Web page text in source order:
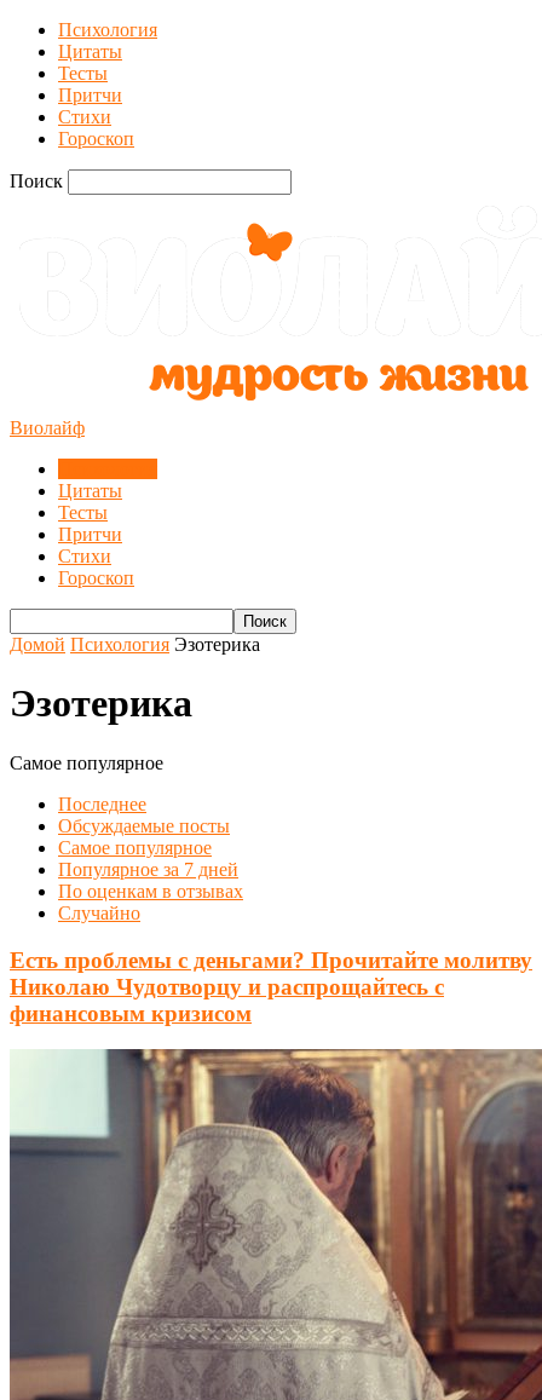
Психология
Цитаты
Тесты
Притчи
Стихи
Гороскоп
Поиск
Виолайф
Цитаты
Тесты
Притчи
Стихи
Гороскоп
Домой Психология Эзотерика
Эзотерика
Самое популярное
Последнее
Обсуждаемые посты
Самое популярное
Популярное за 7 дней
По оценкам в отзывах
Случайно
Есть проблемы с деньгами? Прочитайте молитву
Николаю Чудотворцу и распрощайтесь с
финансовым кризисом